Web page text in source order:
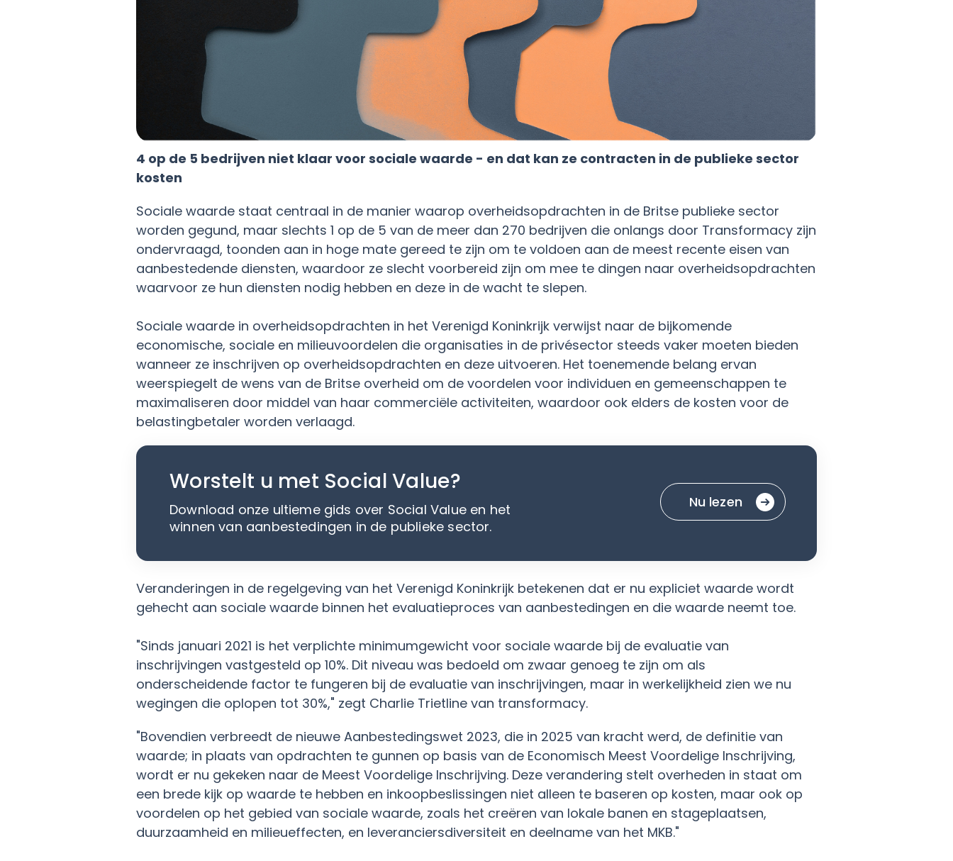
4 op de 5 bedrijven niet klaar voor sociale waarde - en dat kan ze contracten in de publieke sector
kosten
Sociale waarde staat centraal in de manier waarop overheidsopdrachten in de Britse publieke sector
worden gegund, maar slechts 1 op de 5 van de meer dan 270 bedrijven die onlangs door Transformacy zijn
ondervraagd, toonden aan in hoge mate gereed te zijn om te voldoen aan de meest recente eisen van
aanbestedende diensten, waardoor ze slecht voorbereid zijn om mee te dingen naar overheidsopdrachten
waarvoor ze hun diensten nodig hebben en deze in de wacht te slepen.
Sociale waarde in overheidsopdrachten in het Verenigd Koninkrijk verwijst naar de bijkomende
economische, sociale en milieuvoordelen die organisaties in de privésector steeds vaker moeten bieden
wanneer ze inschrijven op overheidsopdrachten en deze uitvoeren. Het toenemende belang ervan
weerspiegelt de wens van de Britse overheid om de voordelen voor individuen en gemeenschappen te
maximaliseren door middel van haar commerciële activiteiten, waardoor ook elders de kosten voor de
belastingbetaler worden verlaagd.
Worstelt u met Social Value?
Download onze ultieme gids over Social Value en het
winnen van aanbestedingen in de publieke sector.
Nu lezen
Veranderingen in de regelgeving van het Verenigd Koninkrijk betekenen dat er nu expliciet waarde wordt
gehecht aan sociale waarde binnen het evaluatieproces van aanbestedingen en die waarde neemt toe.
"Sinds januari 2021 is het verplichte minimumgewicht voor sociale waarde bij de evaluatie van
inschrijvingen vastgesteld op 10%. Dit niveau was bedoeld om zwaar genoeg te zijn om als
onderscheidende factor te fungeren bij de evaluatie van inschrijvingen, maar in werkelijkheid zien we nu
wegingen die oplopen tot 30%," zegt Charlie Trietline van transformacy.
"Bovendien verbreedt de nieuwe Aanbestedingswet 2023, die in 2025 van kracht werd, de definitie van
waarde; in plaats van opdrachten te gunnen op basis van de Economisch Meest Voordelige Inschrijving,
wordt er nu gekeken naar de Meest Voordelige Inschrijving. Deze verandering stelt overheden in staat om
een brede kijk op waarde te hebben en inkoopbeslissingen niet alleen te baseren op kosten, maar ook op
voordelen op het gebied van sociale waarde, zoals het creëren van lokale banen en stageplaatsen,
duurzaamheid en milieueffecten, en leveranciersdiversiteit en deelname van het MKB."